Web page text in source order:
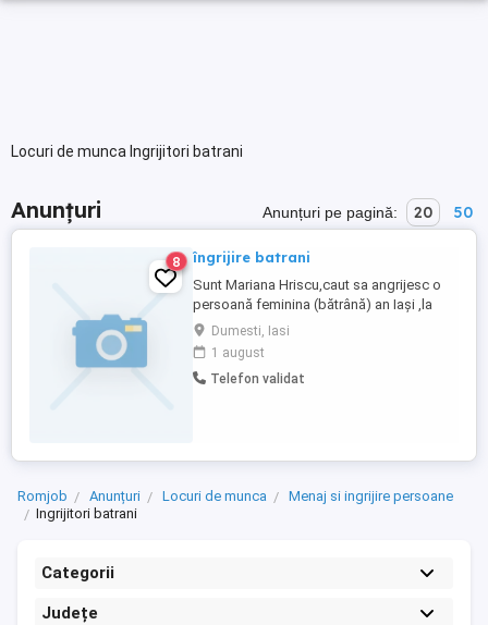
Locuri de munca Ingrijitori batrani
Anunțuri Anunțuri pe pagină: 20 50
8 îngrijire batrani
Sunt Mariana Hriscu,caut sa angrijesc o
persoană feminina (bătrână) an Iași ,la
casa sau la bloc, program de zi de 8 ore
sau interna cu o săptămână eu și una
colega mea .
Dumesti, Iasi
1 august
Telefon validat
Romjob Anunțuri Locuri de munca
Menaj si ingrijire persoane
Ingrijitori batrani
Categorii
Județe